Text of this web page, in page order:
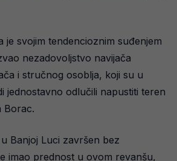
je svojim tendencioznim suđenjem
nezadovoljstvo navijača
i stručnog osoblja, koji su u
jednostavno odlučili napustiti teren
Borac.
Banjoj Luci završen bez
imao prednost u ovom revanšu,